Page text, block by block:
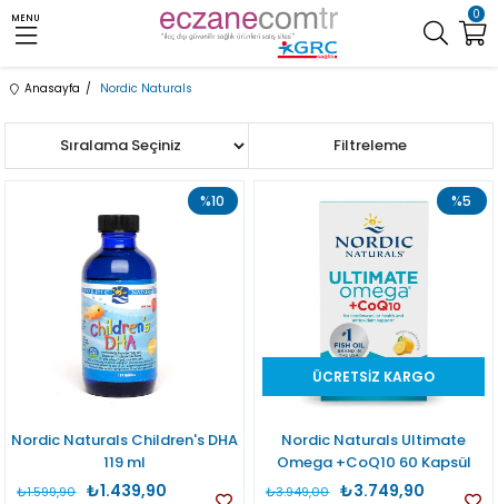
0
MENU
Anasayfa Nordic Naturals
Filtreleme
Sıralama
Nordic Naturals Children's DHA
119 ml
₺1.439,90
₺1.599,90
%10
Nordic Naturals Ultimate
Omega +CoQ10 60 Kapsül
₺3.749,90
₺3.949,00
%5
ÜCRETSIZ KARGO